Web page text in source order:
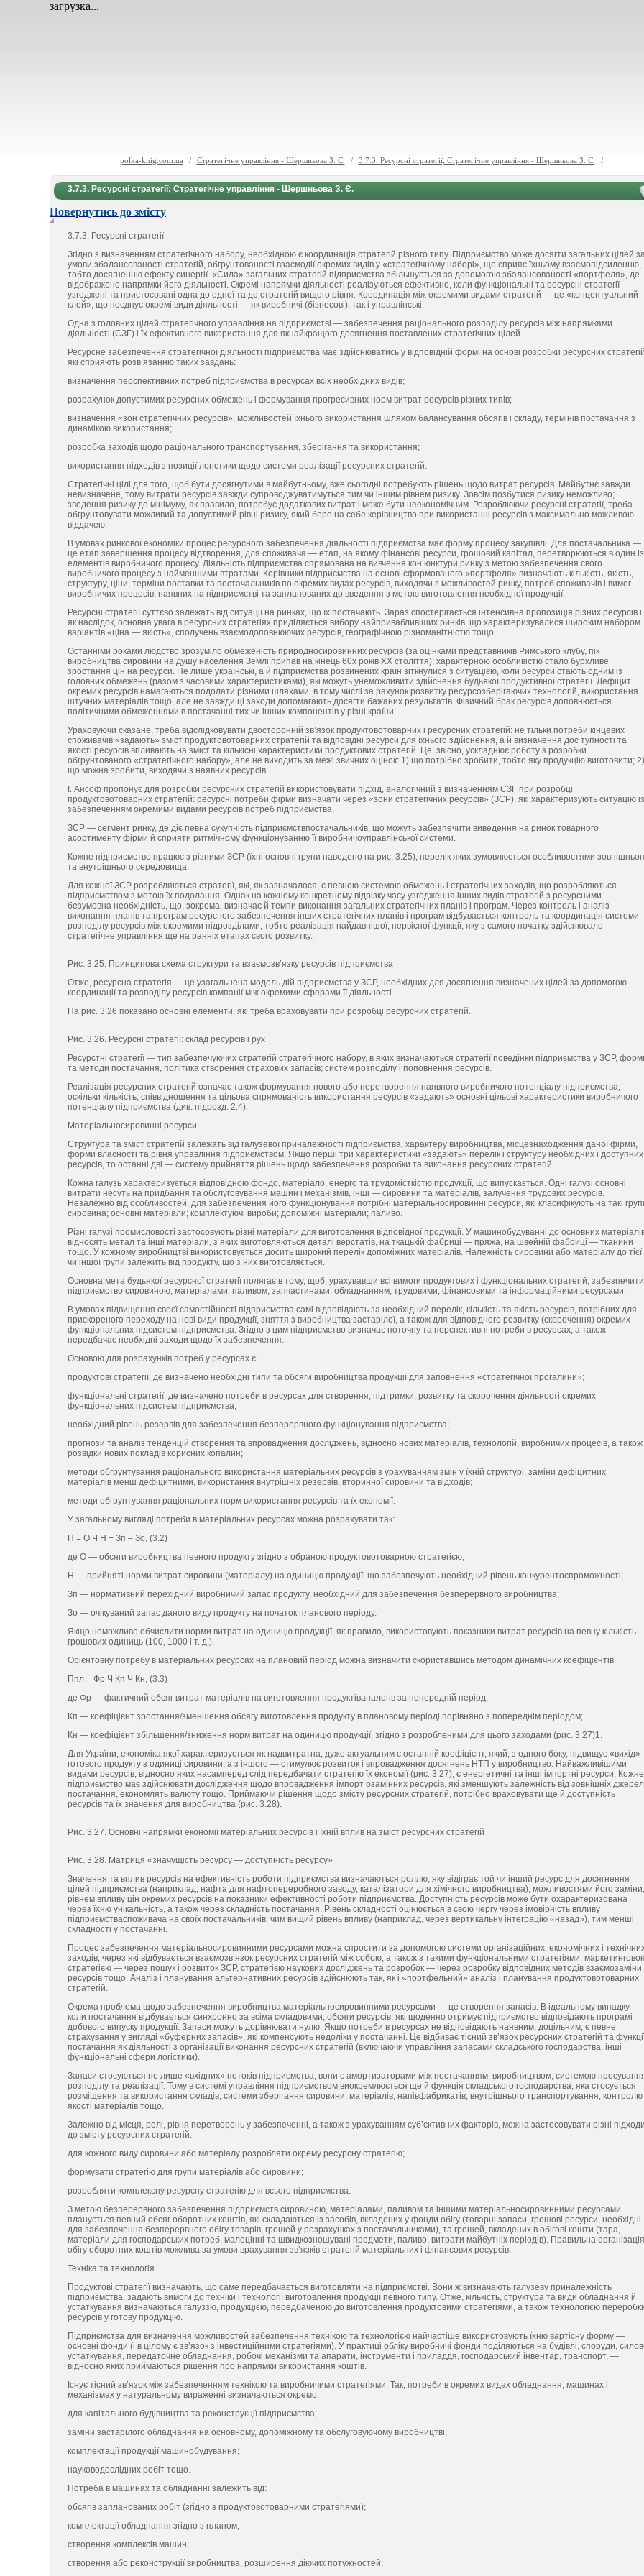
загрузка...
polka-knig.com.ua / Стратегічне управління - Шершньова З. Є. / 3.7.3. Ресурсні стратегії; Стратегічне управління - Шершньова З. Є. /
3.7.3. Ресурсні стратегії; Стратегічне управління - Шершньова З. Є.
Повернутись до змісту
3.7.3. Ресурсні стратегії
Згідно з визначенням стратегічного набору, необхідною є координація стратегій різного типу. Підприємство може досягти загальних цілей
умови збалансованості стратегій, обгрунтованості взаємодії окремих видів у «стратегічному наборі», що сприяє їхньому взаємопідсиленню,
тобто досягненню ефекту синергії. «Сила» загальних стратегій підприємства збільшується за допомогою збалансованості «портфеля», де
відображено напрямки його діяльності. Окремі напрямки діяльності реалізуються ефективно, коли функціональні та ресурсні стратегії
узгоджені та пристосовані одна до одної та до стратегій вищого рівня. Координація між окремими видами стратегій — це «концептуальний
клей», що поєднує окремі види діяльності — як виробничі (бізнесові), так і управлінські.
Одна з головних цілей стратегічного управління на підприємстві — забезпечення раціонального розподілу ресурсів між напрямками
діяльності (СЗГ) і їх ефективного використання для якнайкращого досягнення поставлених стратегічних цілей.
Ресурсне забезпечення стратегічної діяльності підприємства має здійснюватись у відповідній формі на основі розробки ресурсних
які сприяють розв’язанню таких завдань:
визначення перспективних потреб підприємства в ресурсах всіх необхідних видів;
розрахунок допустимих ресурсних обмежень і формування прогресивних норм витрат ресурсів різних типів;
визначення «зон стратегічних ресурсів», можливостей їхнього використання шляхом балансування обсягів і складу, термінів постачання з
динамікою використання;
розробка заходів щодо раціонального транспортування, зберігання та використання;
використання підходів з позиції логістики щодо системи реалізації ресурсних стратегій.
Стратегічні цілі для того, щоб бути досягнутими в майбутньому, вже сьогодні потребують рішень щодо витрат ресурсів. Майбутнє завжди
невизначене, тому витрати ресурсів завжди супроводжуватимуться тим чи іншим рівнем ризику. Зовсім позбутися ризику неможливо;
зведення ризику до мінімуму, як правило, потребує додаткових витрат і може бути неекономічним. Розроблюючи ресурсні стратегії, треба
обгрунтовувати можливий та допустимий рівні ризику, який бере на себе керівництво при використанні ресурсів з максимально можливою
віддачею.
В умовах ринкової економіки процес ресурсного забезпечення діяльності підприємства має форму процесу закупівлі. Для постачальника —
це етап завершення процесу відтворення, для споживача — етап, на якому фінансові ресурси, грошовий капітал, перетворюються в один із
елементів виробничого процесу. Діяльність підприємства спрямована на вивчення кон’юнктури ринку з метою забезпечення свого
виробничого процесу з найменшими втратами. Керівники підприємства на основі сформованого «портфеля» визначають кількість, якість,
структуру, ціни, терміни поставки та постачальників по окремих видах ресурсів, виходячи з можливостей ринку, потреб споживачів і вимог
виробничих процесів, наявних на підприємстві та запланованих до введення з метою виготовлення необхідної продукції.
Ресурсні стратегії суттєво залежать від ситуації на ринках, що їх постачають. Зараз спостерігається інтенсивна пропозиція різних ресурсів і,
як наслідок, основна увага в ресурсних стратегіях приділяється вибору найпривабливіших ринків, що характеризувалися широким набором
варіантів «ціна — якість», сполучень взаємодоповнюючих ресурсів, географічною різноманітністю тощо.
Останніми роками людство зрозуміло обмеженість природносировинних ресурсів (за оцінками представників Римського клубу, пік
виробництва сировини на душу населення Землі припав на кінець 60х років ХХ століття); характерною особливістю стало бурхливе
зростання цін на ресурси. Не лише українські, а й підприємства розвинених країн зіткнулися з ситуацією, коли ресурси стають одним із
головних обмежень (разом з часовими характеристиками), які можуть унеможливити здійснення будьякої продуктивної стратегії. Дефіцит
окремих ресурсів намагаються подолати різними шляхами, в тому числі за рахунок розвитку ресурсозберігаючих технологій, використання
штучних матеріалів тощо, але не завжди ці заходи допомагають досягти бажаних результатів. Фізичний брак ресурсів доповнюється
політичними обмеженнями в постачанні тих чи інших компонентів у різні країни.
Ураховуючи сказане, треба відслідковувати двосторонній зв’язок продуктовотоварних і ресурсних стратегій: не тільки потреби кінцевих
споживачів «задають» зміст продуктовотоварних стратегій та відповідні ресурси для їхнього здійснення, а й визначення дос тупності та
якості ресурсів впливають на зміст та кількісні характеристики продуктових стратегій. Це, звісно, ускладнює роботу з розробки
обгрунтованого «стратегічного набору», але не виходить за межі звичних оцінок: 1) що потрібно зробити, тобто яку продукцію виготовити; 2)
що можна зробити, виходячи з наявних ресурсів.
І. Ансоф пропонує для розробки ресурсних стратегій використовувати підхід, аналогічний з визначенням СЗГ при розробці
продуктовотоварних стратегій: ресурсні потреби фірми визначати через «зони стратегічних ресурсів» (ЗСР), які характеризують ситуацію із
забезпеченням окремими видами ресурсів потреб підприємства.
ЗСР — сегмент ринку, де діє певна сукупність підприємствпостачальників, що можуть забезпечити виведення на ринок товарного
асортименту фірми й сприяти ритмічному функціонуванню її виробничоуправлінської системи.
Кожне підприємство працює з різними ЗСР (їхні основні групи наведено на рис. 3.25), перелік яких зумовлюється особливостями
та внутрішнього середовища.
Для кожної ЗСР розробляються стратегії, які, як зазначалося, є певною системою обмежень і стратегічних заходів, що розробляються
підприємством з метою їх подолання. Однак на кожному конкретному відрізку часу узгодження інших видів стратегій з ресурсними —
безумовна необхідність, що, зокрема, визначає й темпи виконання загальних стратегічних планів і програм. Через контроль і аналіз
виконання планів та програм ресурсного забезпечення інших стратегічних планів і програм відбувається контроль та координація системи
розподілу ресурсів між окремими підрозділами, тобто реалізація найдавнішої, первісної функції, яку з самого початку здійснювало
стратегічне управління ще на ранніх етапах свого розвитку.
Рис. 3.25. Принципова схема структури та взаємозв’язку ресурсів підприємства
Отже, ресурсна стратегія — це узагальнена модель дій підприємства у ЗСР, необхідних для досягнення визначених цілей за допомогою
координації та розподілу ресурсів компанії між окремими сферами її діяльності.
На рис. 3.26 показано основні елементи, які треба враховувати при розробці ресурсних стратегій.
Рис. 3.26. Ресурсні стратегії: склад ресурсів і рух
Ресурстні стратегії — тип забезпечуючих стратегій стратегічного набору, в яких визначаються стратегії поведінки підприємства у ЗСР,
та методи постачання, політика створення страхових запасів; систем розподілу і поповнення ресурсів.
Реалізація ресурсних стратегій означає також формування нового або перетворення наявного виробничого потенціалу підприємства,
оскільки кількість, співвідношення та цільова спрямованість використання ресурсів «задають» основні цільові характеристики виробничого
потенціалу підприємства (див. підрозд. 2.4).
Матеріальносировинні ресурси
Структура та зміст стратегій залежать від галузевої приналежності підприємства, характеру виробництва, місцезнаходження даної фірми,
форми власності та рівня управління підприємством. Якщо перші три характеристики «задають» перелік і структуру необхідних і доступних
ресурсів, то останні дві — систему прийняття рішень щодо забезпечення розробки та виконання ресурсних стратегій.
Кожна галузь характеризується відповідною фондо, матеріало, енерго та трудомісткістю продукції, що випускається. Одні галузі основні
витрати несуть на придбання та обслуговування машин і механізмів, інші — сировини та матеріалів, залучення трудових ресурсів.
Незалежно від особливостей, для забезпечення його функціонування потрібні матеріальносировинні ресурси, які класифікують на такі
сировина; основні матеріали; комплектуючі вироби; допоміжні матеріали; паливо.
Різні галузі промисловості застосовують різні матеріали для виготовлення відповідної продукції. У машинобудуванні до основних
відносять метал та інші матеріали, з яких виготовляються деталі верстатів, на ткацькій фабриці — пряжа, на швейній фабриці — тканини
тощо. У кожному виробництві використовується досить широкий перелік допоміжних матеріалів. Належність сировини або матеріалу до тієї
чи іншої групи залежить від продукту, що з них виготовляється.
Основна мета будьякої ресурсної стратегії полягає в тому, щоб, урахувавши всі вимоги продуктових і функціональних стратегій, забезпечити
підприємство сировиною, матеріалами, паливом, запчастинами, обладнанням, трудовими, фінансовими та інформаційними ресурсами.
В умовах підвищення своєї самостійності підприємства самі відповідають за необхідний перелік, кількість та якість ресурсів, потрібних для
прискореного переходу на нові види продукції, зняття з виробництва застарілої, а також для відповідного розвитку (скорочення) окремих
функціональних підсистем підприємства. Згідно з цим підприємство визначає поточну та перспективні потреби в ресурсах, а також
передбачає необхідні заходи щодо їх забезпечення.
Основою для розрахунків потреб у ресурсах є:
продуктові стратегії, де визначено необхідні типи та обсяги виробництва продукції для заповнення «стратегічної прогалини»;
функціональні стратегії, де визначено потреби в ресурсах для створення, підтримки, розвитку та скорочення діяльності окремих
функціональних підсистем підприємства;
необхідний рівень резервів для забезпечення безперервного функціонування підприємства;
прогнози та аналіз тенденцій створення та впровадження досліджень, відносно нових матеріалів, технологій, виробничих процесів, а також
розвідки нових покладів корисних копалин;
методи обгрунтування раціонального використання матеріальних ресурсів з урахуванням змін у їхній структурі, заміни дефіцитних
матеріалів менш дефіцитними, використання внутрішніх резервів, вторинної сировини та відходів;
методи обгрунтування раціональних норм використання ресурсів та їх економії.
У загальному вигляді потреби в матеріальних ресурсах можна розрахувати так:
П = О Ч Н + Зп – Зо, (3.2)
де О — обсяги виробництва певного продукту згідно з обраною продуктовотоварною стратегією;
Н — прийняті норми витрат сировини (матеріалу) на одиницю продукції, що забезпечують необхідний рівень конкурентоспроможності;
Зп — нормативний перехідний виробничий запас продукту, необхідний для забезпечення безперервного виробництва;
Зо — очікуваний запас даного виду продукту на початок планового періоду.
Якщо неможливо обчислити норми витрат на одиницю продукції, як правило, використовують показники витрат ресурсів на певну кількість
грошових одиниць (100, 1000 і т. д.).
Орієнтовну потребу в матеріальних ресурсах на плановий період можна визначити скориставшись методом динамічних коефіцієнтів.
Ппл = Фр Ч Кп Ч Кн, (3.3)
де Фр — фактичний обсяг витрат матеріалів на виготовлення продуктіваналогів за попередній період;
Кп — коефіцієнт зростання/зменшення обсягу виготовлення продукту в плановому періоді порівняно з попереднім періодом;
Кн — коефіцієнт збільшення/зниження норм витрат на одиницю продукції, згідно з розробленими для цього заходами (рис. 3.27)1.
Для України, економіка якої характеризується як надвитратна, дуже актуальним є останній коефіцієнт, який, з одного боку, підвищує «вихід»
готового продукту з одиниці сировини, а з іншого — стимулює розвиток і впровадження досягнень НТП у виробництво. Найважливішими
видами ресурсів, відносно яких насамперед слід передбачати стратегію їх економії (рис. 3.27), є енергетичні та інші імпортні ресурси. Кожне
підприємство має здійснювати дослідження щодо впровадження імпорт озамінних ресурсів, які зменшують залежність від зовнішніх джерел
постачання, економлять валюту тощо. Приймаючи рішення щодо змісту ресурсних стратегій, потрібно враховувати ще й доступність
ресурсів та їх значення для виробництва (рис. 3.28).
Рис. 3.27. Основні напрямки економії матеріальних ресурсів і їхній вплив на зміст ресурсних стратегій
Рис. 3.28. Матриця «значущість ресурсу — доступність ресурсу»
Значення та вплив ресурсів на ефективність роботи підприємства визначаються роллю, яку відіграє той чи інший ресурс для досягнення
цілей підприємства (наприклад, нафта для нафтопереробного заводу, каталізатори для хімічного виробництва), можливостями його заміни,
рівнем впливу цін окремих ресурсів на показники ефективності роботи підприємства. Доступність ресурсів може бути охарактеризована
через їхню унікальність, а також через складність постачання. Рівень складності оцінюється в свою чергу через імовірність впливу
підприємстваспоживача на своїх постачальників: чим вищий рівень впливу (наприклад, через вертикальну інтеграцію «назад»), тим менші
складності у постачанні.
Процес забезпечення матеріальносировинними ресурсами можна спростити за допомогою системи організаційних, економічних і
заходів, через які відбувається взаємозв’язок ресурсних стратегій між собою, а також з такими функціональними стратегіями:
стратегією — через пошук і розвиток ЗСР, стратегією наукових досліджень та розробок — через розробку відповідних методів взаємозаміни
ресурсів тощо. Аналіз і планування альтернативних ресурсів здійснюють так, як і «портфельний» аналіз і планування продуктовотоварних
стратегій.
Окрема проблема щодо забезпечення виробництва матеріальносировинними ресурсами — це створення запасів. В ідеальному випадку,
коли постачання відбувається синхронно за всіма складовими, обсяги ресурсів, які щоденно отримує підприємство відповідають програмі
добового випуску продукції. Запаси можуть дорівнювати нулю. Якщо потреби в ресурсах не відповідають наявним, доцільним, є певне
страхування у вигляді «буферних запасів», які компенсують недоліки у постачанні. Це відбиває тісний зв’язок ресурсних стратегій та
постачання як діяльності з організації виконання ресурсних стратегій (включаючи управління запасами складського господарства, інші
функціональні сфери логістики).
Запаси стосуються не лише «вхідних» потоків підприємства, вони є амортизаторами між постачанням, виробництвом, системою
розподілу та реалізації. Тому в системі управління підприємством виокремлюється ще й функція складського господарства, яка стосується
розміщення та використання складів, системи зберігання сировини, матеріалів, напівфабрикатів, внутрішнього транспортування, контролю
якості матеріалів тощо.
Залежно від місця, ролі, рівня перетворень у забезпеченні, а також з урахуванням суб’єктивних факторів, можна застосовувати різні
до змісту ресурсних стратегій:
для кожного виду сировини або матеріалу розробляти окрему ресурсну стратегію;
формувати стратегію для групи матеріалів або сировини;
розробляти комплексну ресурсну стратегію для всього підприємства.
З метою безперервного забезпечення підприємств сировиною, матеріалами, паливом та іншими матеріальносировинними ресурсами
планується певний обсяг оборотних коштів, які складаються із засобів, вкладених у фонди обігу (товарні запаси, грошові ресурси, необхідні
для забезпечення безперервного обігу товарів, грошей у розрахунках з постачальниками), та грошей, вкладених в обігові кошти (тара,
матеріали для господарських потреб, малоцінні та швидкозношувані предмети, паливо, витрати майбутніх періодів). Правильна організація
обігу оборотних коштів можлива за умови врахування зв’язків стратегій матеріальних і фінансових ресурсів.
Техніка та технологія
Продуктові стратегії визначають, що саме передбачається виготовляти на підприємстві. Вони ж визначають галузеву приналежність
підприємства, задають вимоги до техніки і технології виготовлення продукції певного типу. Отже, кількість, структура та види обладнання й
устаткування визначаються галуззю, продукцією, передбаченою до виготовлення продуктовими стратегіями, а також технологією
ресурсів у готову продукцію.
Підприємства для визначення можливостей забезпечення технікою та технологією найчастіше використовують їхню вартісну форму —
основні фонди (і в цілому є зв’язок з інвестиційними стратегіями). У практиці обліку виробничі фонди поділяються на будівлі, споруди,
устаткування, передаточне обладнання, робочі механізми та апарати, інструменти і приладдя, господарський інвентар, транспорт, —
відносно яких приймаються рішення про напрямки використання коштів.
Існує тісний зв’язок між забезпеченням технікою та виробничими стратегіями. Так, потреби в окремих видах обладнання, машинах і
механізмах у натуральному вираженні визначаються окремо:
для капітального будівництва та реконструкції підприємства;
заміни застарілого обладнання на основному, допоміжному та обслуговуючому виробництві;
комплектації продукції машинобудування;
науководослідних робіт тощо.
Потреба в машинах та обладнанні залежить від:
обсягів запланованих робіт (згідно з продуктовотоварними стратегіями);
комплектації обладнання згідно з планом;
створення комплексів машин;
створення або реконструкції виробництва, розширення діючих потужностей;